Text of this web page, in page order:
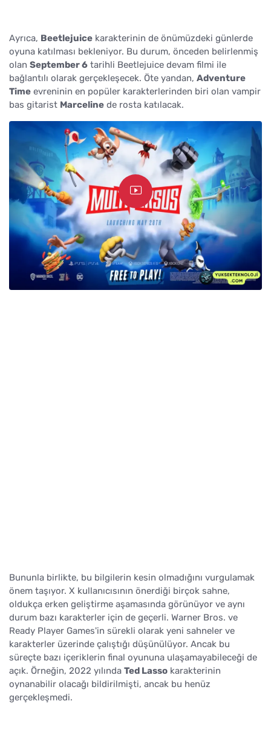
Ayrıca, Beetlejuice karakterinin de önümüzdeki günlerde
oyuna katılması bekleniyor. Bu durum, önceden belirlenmiş
olan September 6 tarihli Beetlejuice devam filmi ile
bağlantılı olarak gerçekleşecek. Öte yandan, Adventure
Time evreninin en popüler karakterlerinden biri olan vampir
bas gitarist Marceline de rosta katılacak.
Bununla birlikte, bu bilgilerin kesin olmadığını vurgulamak
önem taşıyor. X kullanıcısının önerdiği birçok sahne,
oldukça erken geliştirme aşamasında görünüyor ve aynı
durum bazı karakterler için de geçerli. Warner Bros. ve
Ready Player Games'in sürekli olarak yeni sahneler ve
karakterler üzerinde çalıştığı düşünülüyor. Ancak bu
süreçte bazı içeriklerin final oyununa ulaşamayabileceği de
açık. Örneğin, 2022 yılında Ted Lasso karakterinin
oynanabilir olacağı bildirilmişti, ancak bu henüz
gerçekleşmedi.